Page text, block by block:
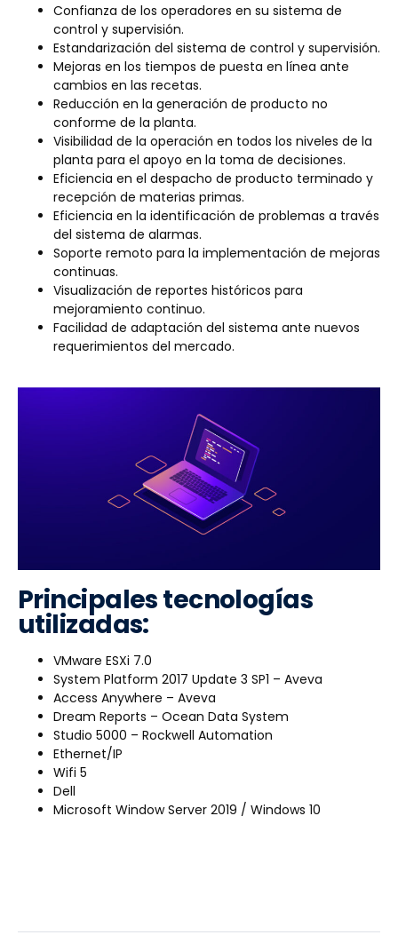
Confianza de los operadores en su sistema de
control y supervisión.
Estandarización del sistema de control y supervisión.
Mejoras en los tiempos de puesta en línea ante
cambios en las recetas.
Reducción en la generación de producto no
conforme de la planta.
Visibilidad de la operación en todos los niveles de la
planta para el apoyo en la toma de decisiones.
Eficiencia en el despacho de producto terminado y
recepción de materias primas.
Eficiencia en la identificación de problemas a través
del sistema de alarmas.
Soporte remoto para la implementación de mejoras
continuas.
Visualización de reportes históricos para
mejoramiento continuo.
Facilidad de adaptación del sistema ante nuevos
requerimientos del mercado.
Principales tecnologías
utilizadas:
VMware ESXi 7.0
System Platform 2017 Update 3 SP1 – Aveva
Access Anywhere – Aveva
Dream Reports – Ocean Data System
Studio 5000 – Rockwell Automation
Ethernet/IP
Wifi 5
Dell
Microsoft Window Server 2019 / Windows 10